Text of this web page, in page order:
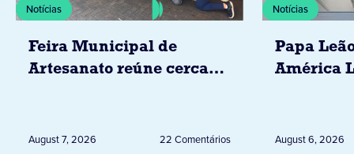
Notícias
Feira Municipal de
Artesanato reúne cerca
August 7, 2026 22 Comentários
Notícias
Papa
América
Peru
August 6, 2026